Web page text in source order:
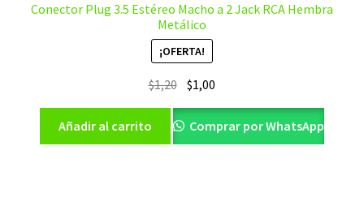
Conector Plug 3.5 Estéreo Macho a 2 Jack RCA Hembra
Metálico
¡OFERTA!
$1,20 El
original
era:
$1,00
actual
es:
Añadir al carrito Comprar por WhatsApp